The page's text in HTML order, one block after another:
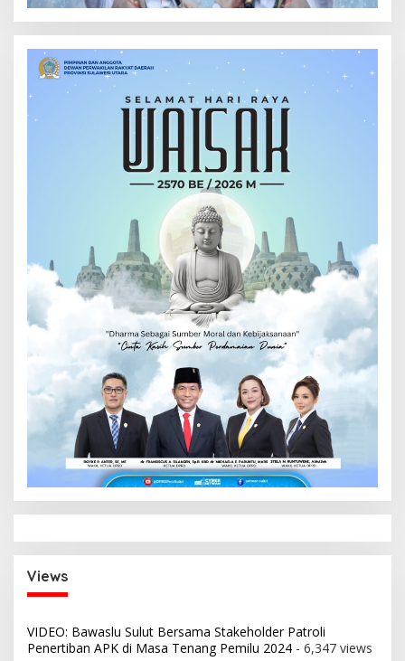
Views
VIDEO: Bawaslu Sulut Bersama Stakeholder Patroli
Penertiban APK di Masa Tenang Pemilu 2024 - 6,347 views